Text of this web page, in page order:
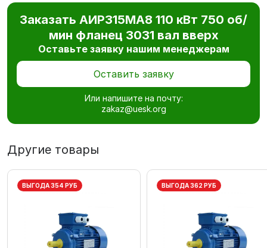
Заказать АИР315МА8 110 кВт 750 об/
мин фланец 3031 вал вверх
Оставьте заявку нашим менеджерам
Оставить заявку
Или напишите на почту:
zakaz@uesk.org
Другие товары
ВЫГОДА 354 РУБ ВЫГОДА 362 РУБ